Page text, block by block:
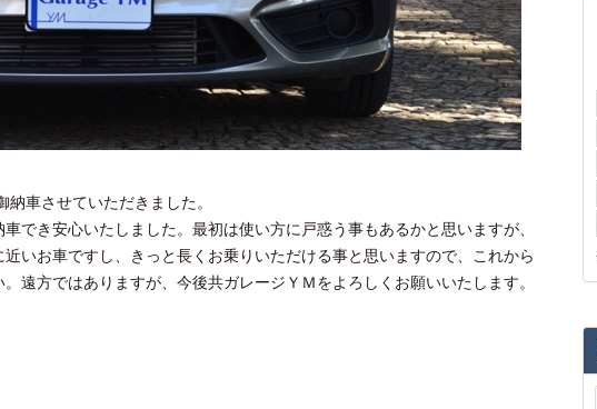
車させていただきました。
でき安心いたしました。最初は使い方に戸惑う事もあるかと思いますが、
いお車ですし、きっと長くお乗りいただける事と思いますので、これから
遠方ではありますが、今後共ガレージＹＭをよろしくお願いいたします。